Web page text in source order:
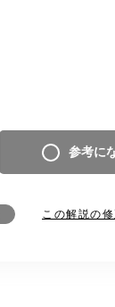
参考に
この解説の